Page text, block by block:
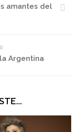
amantes del
Argentina